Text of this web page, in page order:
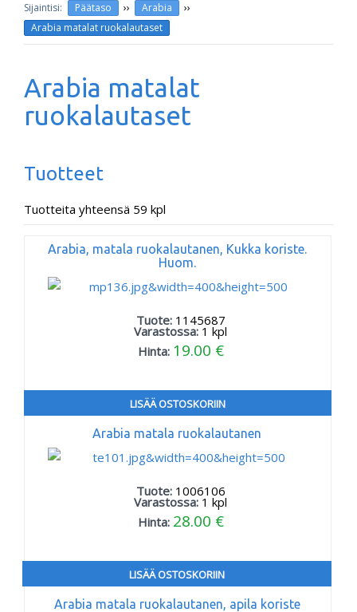
Päätaso ›› Arabia ››
Arabia matalat ruokalautaset
Arabia matalat
ruokalautaset
Tuotteet
Tuotteita yhteensä 59 kpl
Arabia, matala ruokalautanen, Kukka koriste.
Huom.
Tuote: 1145687
Varastossa: 1 kpl
Hinta: 19.00 €
LISÄÄ OSTOSKORIIN
Arabia matala ruokalautanen
Tuote: 1006106
Varastossa: 1 kpl
Hinta: 28.00 €
LISÄÄ OSTOSKORIIN
Arabia matala ruokalautanen, apila koriste